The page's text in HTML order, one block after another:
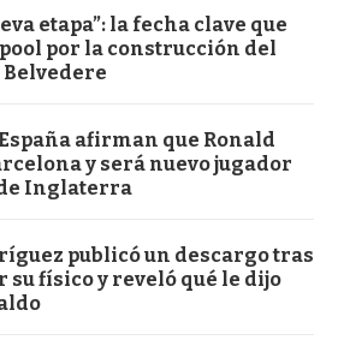
etapa”: la fecha clave que
por la construcción del
Belvedere
España afirman que Ronald
y será nuevo jugador
Inglaterra
publicó un descargo tras
su físico y reveló qué le dijo